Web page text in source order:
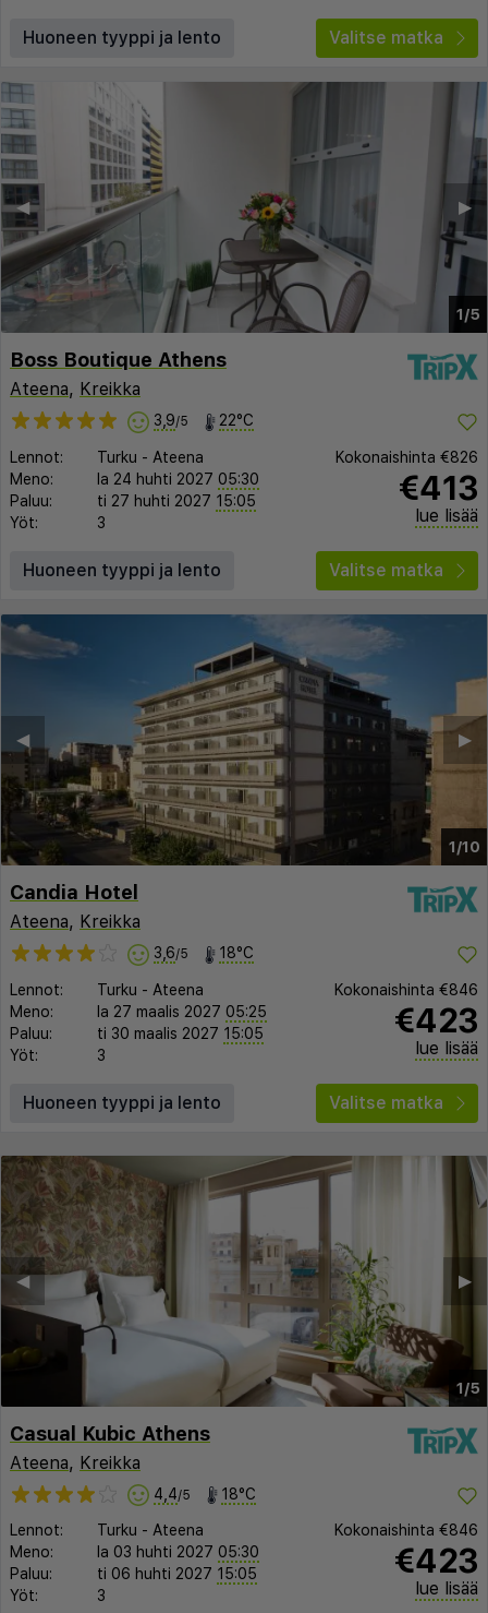
Huoneen tyyppi ja lento Valitse matka
1/5
▶︎
◀︎
Boss Boutique Athens
Ateena, Kreikka
3,9/5 22°C
Lennot: Turku - Ateena
Meno:
la 24 huhti 2027 05:30
Paluu:
ti 27 huhti 2027 15:05
Yöt:
3
Kokonaishinta €826
€413
lue lisää
Huoneen tyyppi ja lento Valitse matka
1/10
▶︎
◀︎
Candia Hotel
Ateena, Kreikka
3,6/5 18°C
Lennot: Turku - Ateena
Meno:
la 27 maalis 2027 05:25
Paluu:
ti 30 maalis 2027 15:05
Yöt:
3
Kokonaishinta €846
€423
lue lisää
Huoneen tyyppi ja lento Valitse matka
1/5
▶︎
◀︎
Casual Kubic Athens
Ateena, Kreikka
4,4/5 18°C
Lennot: Turku - Ateena
Meno:
la 03 huhti 2027 05:30
Paluu:
ti 06 huhti 2027 15:05
Yöt:
3
Kokonaishinta €846
€423
lue lisää